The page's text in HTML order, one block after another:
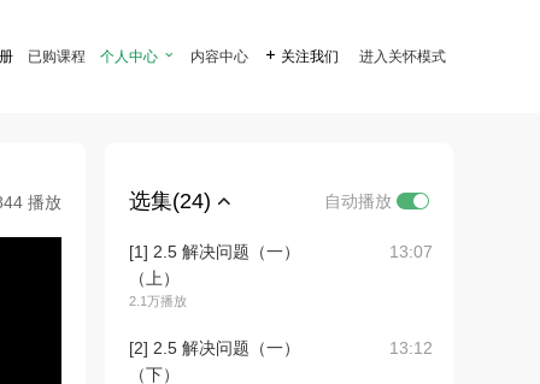
已购课程 个人中心  内容中心  关注我们 进入关怀模式
播放 选集(24) 自动播放
[1] 2.5 解决问题（一）
（上）
2.1万播放
13:07
[2] 2.5 解决问题（一）
（下）
13:12